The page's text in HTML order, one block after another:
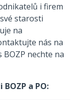
i firem
starosti
na
nás na
BOZP nechte na
a PO: